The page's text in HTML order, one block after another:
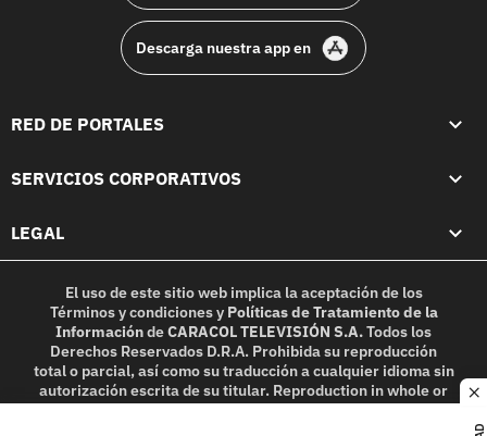
Descarga nuestra app en
RED DE PORTALES
SERVICIOS CORPORATIVOS
LEGAL
El uso de este sitio web implica la aceptación de los
Términos y condicionesy Políticas de Tratamiento de la
InformacióndeCARACOL TELEVISIÓN S.A.Todos los
Derechos Reservados D.R.A. Prohibida su reproducción
total o parcial, así como su traducción a cualquier idioma sin
autorización escrita de su titular. Reproduction in whole or
in part, or translation without written permission is